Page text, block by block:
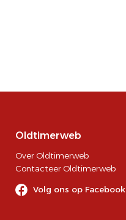
Oldtimerweb
Over Oldtimerweb
Contacteer Oldtimerweb
Volg ons op Facebook